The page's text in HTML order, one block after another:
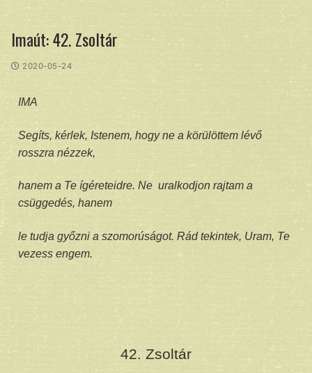
Imaút: 42. Zsoltár
2020-05-24
IMA
Segíts, kérlek, Istenem, hogy ne a körülöttem lévő
rosszra nézzek,
hanem a Te ígéreteidre. Ne uralkodjon rajtam a
csüggedés, hanem
le tudja győzni a szomorúságot. Rád tekintek, Uram, Te
vezess engem.
42. Zsoltár